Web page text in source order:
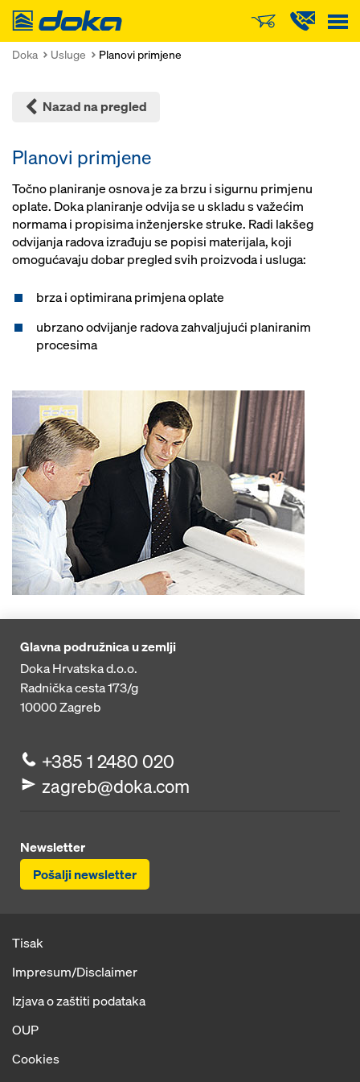
Doka
Doka Usluge Planovi primjene
Nazad na pregled
Planovi primjene
Točno planiranje osnova je za brzu i sigurnu primjenu
oplate. Doka planiranje odvija se u skladu s važećim
normama i propisima inženjerske struke. Radi lakšeg
odvijanja radova izrađuju se popisi materijala, koji
omogućavaju dobar pregled svih proizvoda i usluga:
brza i optimirana primjena oplate
ubrzano odvijanje radova zahvaljujući planiranim
procesima
Glavna podružnica u zemlji
Doka Hrvatska d.o.o.
Radnička cesta 173/g
10000Zagreb
+385 1 2480 020
zagreb@doka.com
Newsletter
Pošalji newsletter
Tisak
Impresum/Disclaimer
Izjava o zaštiti podataka
OUP
Cookies